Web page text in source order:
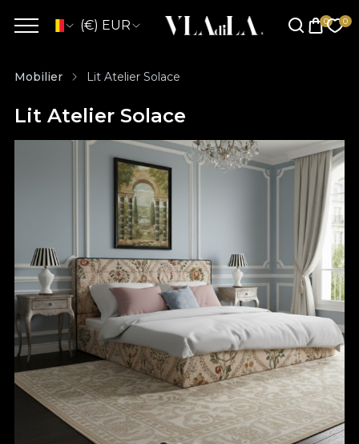
(€) EUR
Mobilier Lit Atelier Solace
Lit Atelier Solace